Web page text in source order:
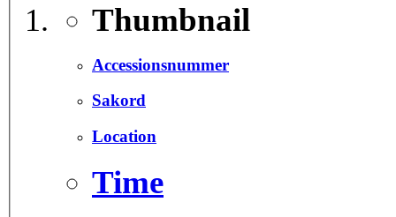
Thumbnail
Accessionsnummer
Sakord
Location
Time